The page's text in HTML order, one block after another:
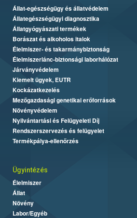
Állat-egészségügy és állatvédelem
Állategészségügyi diagnosztika
Állatgyógyászati termékek
Borászat és alkoholos italok
Élelmiszer- és takarmánybiztonság
Élelmiszerlánc-biztonsági laborhálózat
Járványvédelem
Kiemelt ügyek, EUTR
Kockázatkezelés
Mezőgazdasági genetikai erőforrások
Növényvédelem
Nyilvántartási és Felügyeleti Díj
Rendszerszervezés és felügyelet
Termékpálya-ellenőrzés
Ügyintézés
Élelmiszer
Állat
Növény
Labor/Egyéb